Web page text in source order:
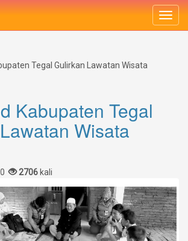
Tegal Gulirkan Lawatan Wisata
Kabupaten Tegal
Wisata
2706 kali